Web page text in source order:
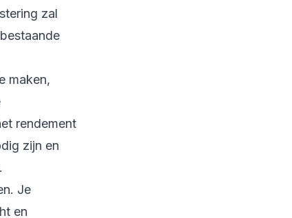
zal
maken,
rendement
zijn en
Je
en